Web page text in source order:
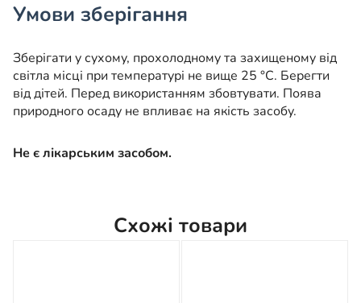
Умови зберігання
Зберігати у сухому, прохолодному та захищеному від
світла місці при температурі не вище 25 °C. Берегти
від дітей. Перед використанням збовтувати. Поява
природного осаду не впливає на якість засобу.
Не є лікарським засобом.
Схожі товари